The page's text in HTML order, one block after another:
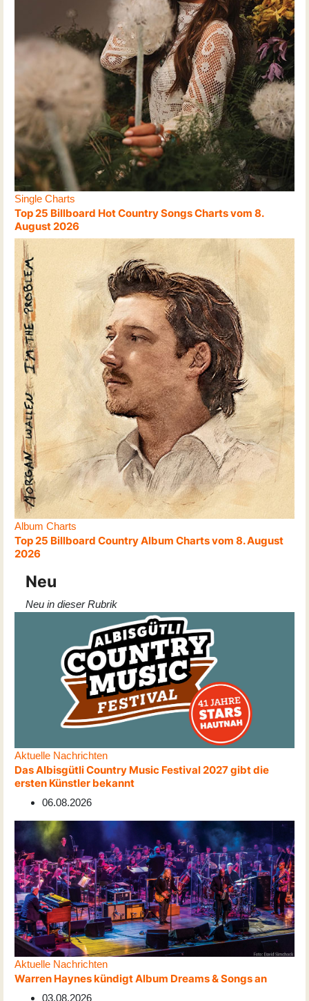
Single Charts
Top 25 Billboard Hot Country Songs Charts vom 8.
August 2026
Album Charts
Top 25 Billboard Country Album Charts vom 8. August
2026
Neu
Neu in dieser Rubrik
Aktuelle Nachrichten
Das Albisgütli Country Music Festival 2027 gibt die
ersten Künstler bekannt
06.08.2026
Aktuelle Nachrichten
Warren Haynes kündigt Album Dreams & Songs an
03.08.2026